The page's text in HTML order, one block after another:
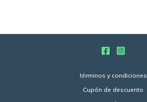
términos y condiciones
Cupón de descuento